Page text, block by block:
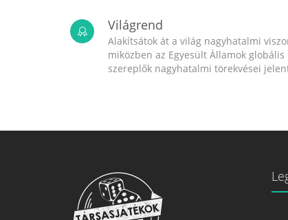
Világrend
Alakítsátok át a világ nagyhatalmi
miközben az Egyesült Államok
szereplők nagyhatalmi törekvései